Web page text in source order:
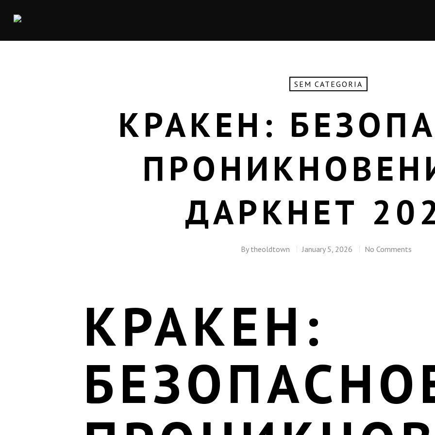
SEM CATEGORIA
КРАКЕН:
ДАРКНЕТ
By theoldtown January 5, 2026 No Comments
КРАКЕН: